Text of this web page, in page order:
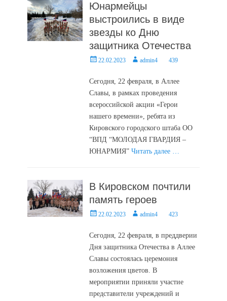
Юнармейцы
выстроились в виде
звезды ко Дню
защитника Отечества
Posted22.02.2023 Authoradmin4 439
Сегодня, 22 февраля, в Аллее
Славы, в рамках проведения
всероссийской акции «Герои
нашего времени», ребята из
Кировского городского штаба ОО
“ВПД “МОЛОДАЯ ГВАРДИЯ –
ЮНАРМИЯ”Читать далее …
В Кировском почтили
память героев
Posted22.02.2023 Authoradmin4 423
Сегодня, 22 февраля, в преддверии
Дня защитника Отечества в Аллее
Славы состоялась церемония
возложения цветов. В
мероприятии приняли участие
представители учреждений и